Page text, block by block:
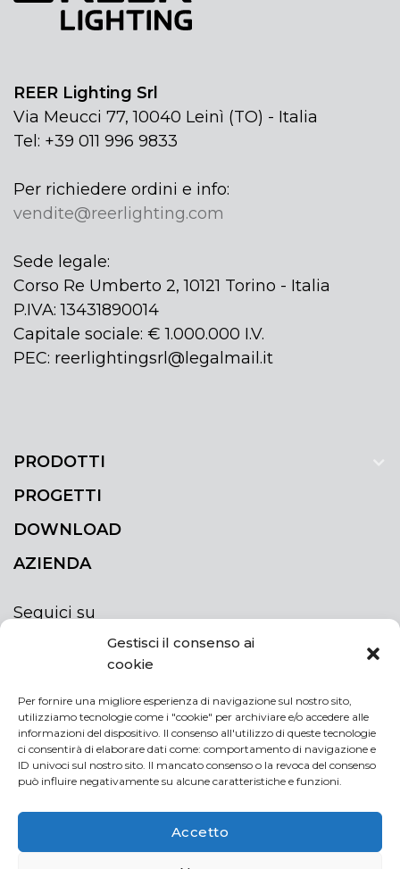
Gestisci il consenso ai
cookie
Per fornire una migliore esperienza di navigazione sul nostro sito,
utilizziamo tecnologie come i "cookie" per archiviare e/o accedere alle
informazioni del dispositivo. Il consenso all'utilizzo di queste tecnologie
ci consentirà di elaborare dati come: comportamento di navigazione e
ID univoci sul nostro sito. Il mancato consenso o la revoca del consenso
può influire negativamente su alcune caratteristiche e funzioni.
Accetto
REER Lighting Srl
Via Meucci 77, 10040 Leinì (TO) - Italia
Tel: +39 011 996 9833
Per richiedere ordini e info:
vendite@reerlighting.com
Sede legale:
Corso Re Umberto 2, 10121 Torino - Italia
P.IVA: 13431890014
Capitale sociale: € 1.000.000 I.V.
PEC: reerlightingsrl@legalmail.it
PRODOTTI
PROGETTI
DOWNLOAD
AZIENDA
Seguici su
ISCRIVITI ALLA NEWSLETTER
Rimani sempre aggiornato iscrivendoti alla
newsletter
NEWSLETTER
If